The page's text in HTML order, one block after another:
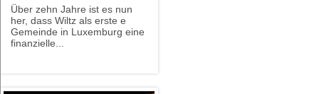
Über zehn Jahre ist es nun
her, dass Wiltz als erste e
Gemeinde in Luxemburg eine
finanzielle...